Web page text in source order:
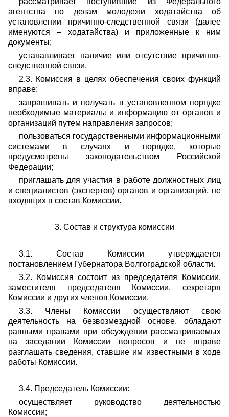
агентства по делам молодежи ходатайства об
установлении причинно-следственной связи (далее
именуются – ходатайства) и приложенные к ним
документы;
устанавливает наличие или отсутствие причинно-
следственной связи.
2.3. Комиссия в целях обеспечения своих функций
вправе:
запрашивать и получать в установленном порядке
необходимые материалы и информацию от органов и
организаций путем направления запросов;
пользоваться государственными информационными
системами в случаях и порядке, которые
предусмотрены законодательством Российской
Федерации;
приглашать для участия в работе должностных лиц
и специалистов (экспертов) органов и организаций, не
входящих в состав Комиссии.
3. Состав и структура комиссии
3.1. Состав Комиссии утверждается
постановлением Губернатора Волгоградской области.
3.2. Комиссия состоит из председателя Комиссии,
заместителя председателя Комиссии, секретаря
Комиссии и других членов Комиссии.
3.3. Члены Комиссии осуществляют свою
деятельность на безвозмездной основе, обладают
равными правами при обсуждении рассматриваемых
на заседании Комиссии вопросов и не вправе
разглашать сведения, ставшие им известными в ходе
работы Комиссии.
3.4. Председатель Комиссии:
осуществляет руководство деятельностью
Комиссии;